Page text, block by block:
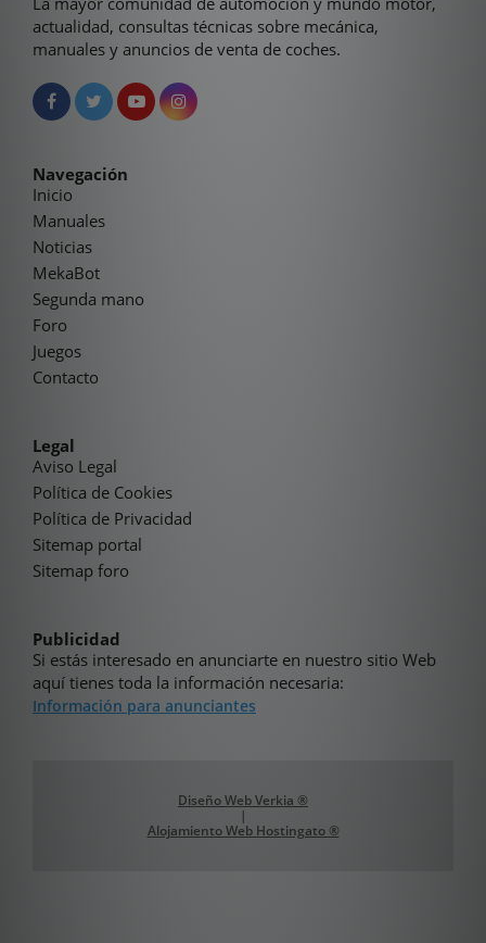
actualidad, consultas técnicas sobre mecánica,
manuales y anuncios de venta de coches.
Navegación
Inicio
Manuales
Noticias
MekaBot
Segunda mano
Foro
Juegos
Contacto
Legal
Aviso Legal
Política de Cookies
Política de Privacidad
Sitemap portal
Sitemap foro
Publicidad
Si estás interesado en anunciarte en nuestro sitio Web
aquí tienes toda la información necesaria:
Información para anunciantes
Diseño Web Verkia ®
|
Alojamiento Web Hostingato ®